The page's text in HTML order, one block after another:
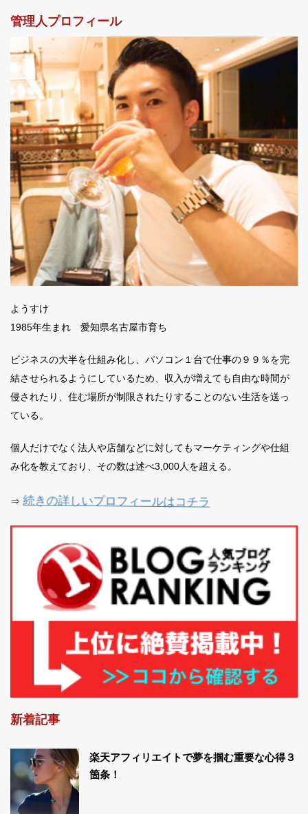
管理人プロフィール
ようすけ
1985年生まれ 愛知県名古屋市育ち
ビジネスの大半を仕組み化し、パソコン１台で仕事の９９％を完
結させられるようにしているため、収入が増えても自由な時間が
侵されたり、住む場所が制限されたりすることのない生活を送っ
ている。
個人だけでなく法人や店舗などに対してもマーケティングや仕組
み化を教えており、その数は述べ3,000人を超える。
⇒ 続きの詳しいプロフィールはコチラ
新着記事
楽天アフィリエイトで夢を掴む重要な心得３
箇条！